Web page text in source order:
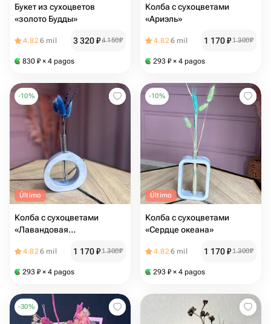
Букет из сухоцветов
«золото Будды»
4.826 mil 3 320₽4 150₽
830 ₽ × 4 pagos
Колба с сухоцветами
«Ариэль»
4.826 mil 1 170₽1 300₽
293 ₽ × 4 pagos
-10%
Último
Колба с сухоцветами
«Лавандовая
4.826 mil 1 170₽1 300₽
293 ₽ × 4 pagos
-10%
Último
Колба с сухоцветами
«Сердце океана»
4.826 mil 1 170₽1 300₽
293 ₽ × 4 pagos
-30%